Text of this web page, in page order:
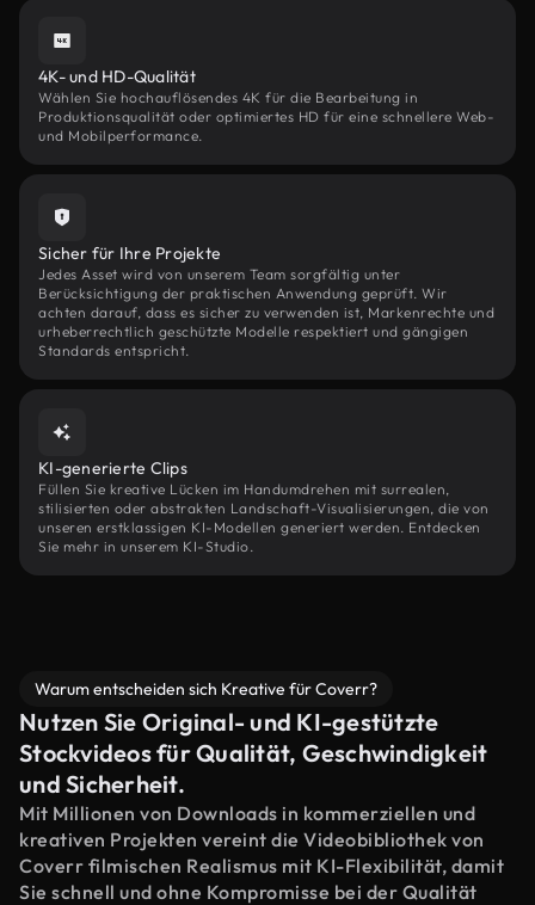
4K- und HD-Qualität
Wählen Sie hochauflösendes 4K für die Bearbeitung in
Produktionsqualität oder optimiertes HD für eine schnellere Web-
und Mobilperformance.
Sicher für Ihre Projekte
Jedes Asset wird von unserem Team sorgfältig unter
Berücksichtigung der praktischen Anwendung geprüft. Wir
achten darauf, dass es sicher zu verwenden ist, Markenrechte und
urheberrechtlich geschützte Modelle respektiert und gängigen
Standards entspricht.
KI-generierte Clips
Füllen Sie kreative Lücken im Handumdrehen mit surrealen,
stilisierten oder abstrakten Landschaft-Visualisierungen, die von
unseren erstklassigen KI-Modellen generiert werden. Entdecken
Sie mehr in unserem KI-Studio.
Warum entscheiden sich Kreative für Coverr?
Nutzen Sie Original- und KI-gestützte
Stockvideos für Qualität, Geschwindigkeit
und Sicherheit.
Mit Millionen von Downloads in kommerziellen und
kreativen Projekten vereint die Videobibliothek von
Coverr filmischen Realismus mit KI-Flexibilität, damit
Sie schnell und ohne Kompromisse bei der Qualität